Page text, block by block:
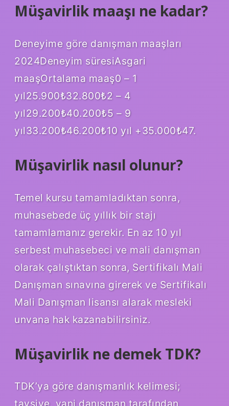
Müşavirlik maaşı ne kadar?
Deneyime göre danışman maaşları
2024Deneyim süresiAsgari
maaşOrtalama maaş0 – 1
yıl25.900₺32.800₺2 – 4
yıl29.200₺40.200₺5 – 9
yıl33.200₺46.200₺10 yıl +35.000₺47.
Müşavirlik nasıl olunur?
Temel kursu tamamladıktan sonra,
muhasebede üç yıllık bir stajı
tamamlamanız gerekir. En az 10 yıl
serbest muhasebeci ve mali danışman
olarak çalıştıktan sonra, Sertifikalı Mali
Danışman sınavına girerek ve Sertifikalı
Mali Danışman lisansı alarak mesleki
unvana hak kazanabilirsiniz.
Müşavirlik ne demek TDK?
TDK’ya göre danışmanlık kelimesi;